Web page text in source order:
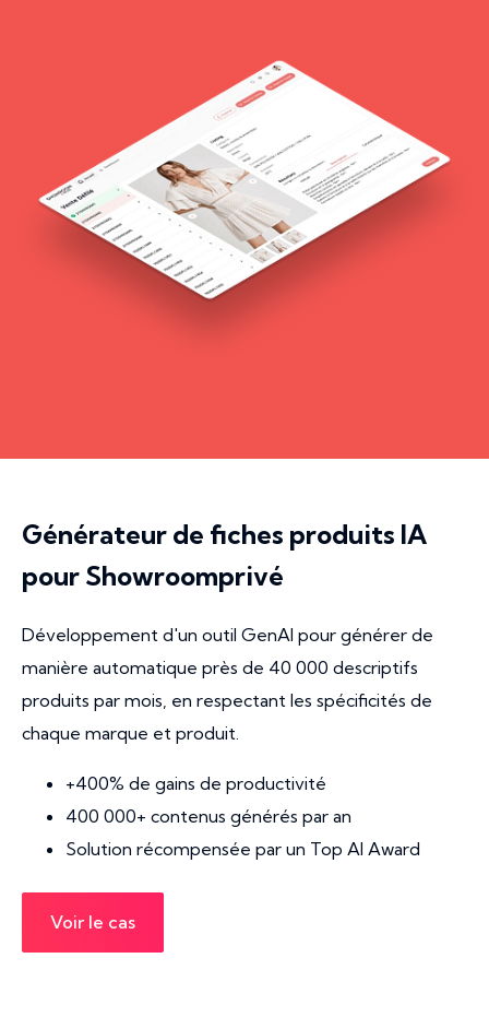
Générateur de fiches produits IA
pour Showroomprivé
Développement d'un outil GenAI pour générer de
manière automatique près de 40 000 descriptifs
produits par mois, en respectant les spécificités de
chaque marque et produit.
+400% de gains de productivité
400 000+ contenus générés par an
Solution récompensée par un Top AI Award
Voir le cas